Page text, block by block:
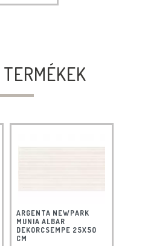
ARGENTA NEWPARK
MUNIA ALBAR
DEKORCSEMPE 25X50
CM